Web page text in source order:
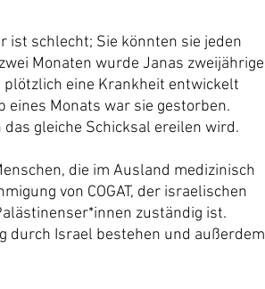
ist schlecht; Sie könnten sie jeden
Monaten wurde Janas zweijährige
eine Krankheit entwickelt
Monats war sie gestorben.
gleiche Schicksal ereilen wird.
die im Ausland medizinisch
von COGAT, der israelischen
zuständig ist.
durch Israel bestehen und außerdem